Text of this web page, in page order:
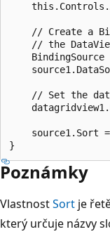
// Create a
// the
BindingSource
// Set the
source1.Sort
Poznámky
VlastnostSort je
který určuje názvy